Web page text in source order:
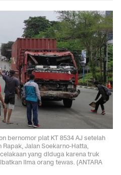
bernomor plat KT 8534 AJ setelah
Jalan Soekarno-Hatta,
yang diduga karena truk
lima orang tewas. (ANTARA